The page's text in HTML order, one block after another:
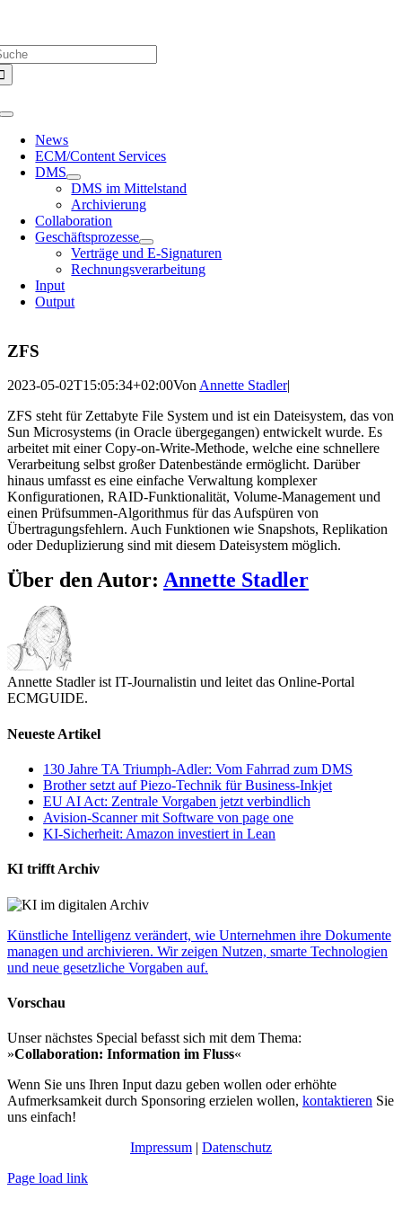
springen
Toggle
Navigation
News
ECM/Content Services
DMS
DMS im Mittelstand
Archivierung
Collaboration
Geschäftsprozesse
Verträge und E-Signaturen
Rechnungsverarbeitung
Input
Output
ZFS
2023-05-02T15:05:34+02:00VonAnnette Stadler|
ZFS steht für Zettabyte File System und ist ein Dateisystem, das von
Sun Microsystems (in Oracle übergegangen) entwickelt wurde. Es
arbeitet mit einer Copy-on-Write-Methode, welche eine schnellere
Verarbeitung selbst großer Datenbestände ermöglicht. Darüber
hinaus umfasst es eine einfache Verwaltung komplexer
Konfigurationen, RAID-Funktionalität, Volume-Management und
einen Prüfsummen-Algorithmus für das Aufspüren von
Übertragungsfehlern. Auch Funktionen wie Snapshots, Replikation
oder Deduplizierung sind mit diesem Dateisystem möglich.
Über den Autor: Annette Stadler
Annette Stadler ist IT-Journalistin und leitet das Online-Portal
ECMGUIDE.
Neueste Artikel
130 Jahre TA Triumph-Adler: Vom Fahrrad zum DMS
Brother setzt auf Piezo-Technik für Business-Inkjet
EU AI Act: Zentrale Vorgaben jetzt verbindlich
Avision-Scanner mit Software von page one
KI-Sicherheit: Amazon investiert in Lean
KI trifft Archiv
Künstliche Intelligenz verändert, wie Unternehmen ihre Dokumente
managen und archivieren. Wir zeigen Nutzen, smarte Technologien
und neue gesetzliche Vorgaben auf.
Vorschau
Unser nächstes Special befasst sich mit dem Thema:
»Collaboration: Information im Fluss«
Wenn Sie uns Ihren Input dazu geben wollen oder erhöhte
Aufmerksamkeit durch Sponsoring erzielen wollen, kontaktieren Sie
uns einfach!
Impressum | Datenschutz
Page load link